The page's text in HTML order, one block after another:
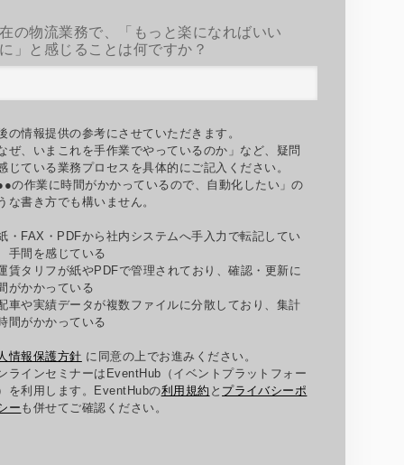
の物流業務で、「もっと楽になればいい
」と感じることは何ですか？
の情報提供の参考にさせていただきます。
ぜ、いまこれを手作業でやっているのか」など、疑問
じている業務プロセスを具体的にご記入ください。
の作業に時間がかかっているので、自動化したい」の
な書き方でも構いません。
・ FAX ・ PDFから社内システムへ手入力で転記してい
手間を感じている
賃タリフが紙やPDFで管理されており、確認・更新に
がかかっている
車や実績データが複数ファイルに分散しており、集計
間がかかっている
情報保護方針 に同意の上でお進みください。
ラインセミナーはEventHub（イベントプラットフォー
を利用します。EventHubの利用規約 と プライバシーポ
ー も併せてご確認ください。